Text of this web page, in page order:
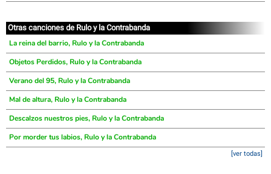
Otras canciones de Rulo y la Contrabanda
La reina del barrio, Rulo y la Contrabanda
Objetos Perdidos, Rulo y la Contrabanda
Verano del 95, Rulo y la Contrabanda
Mal de altura, Rulo y la Contrabanda
Descalzos nuestros pies, Rulo y la Contrabanda
Por morder tus labios, Rulo y la Contrabanda
[ver todas]